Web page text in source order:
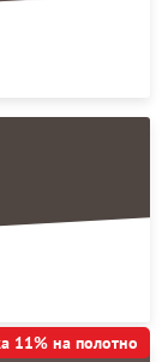
11% на полотно